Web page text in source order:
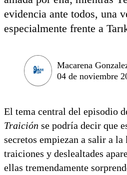
evidencia ante todos, una
especialmente frente a
Macarena
04 de noviembre
El tema central del episodio
Traición se podría decir que
secretos empiezan a salir a la
traiciones y deslealtades
ellas tremendamente